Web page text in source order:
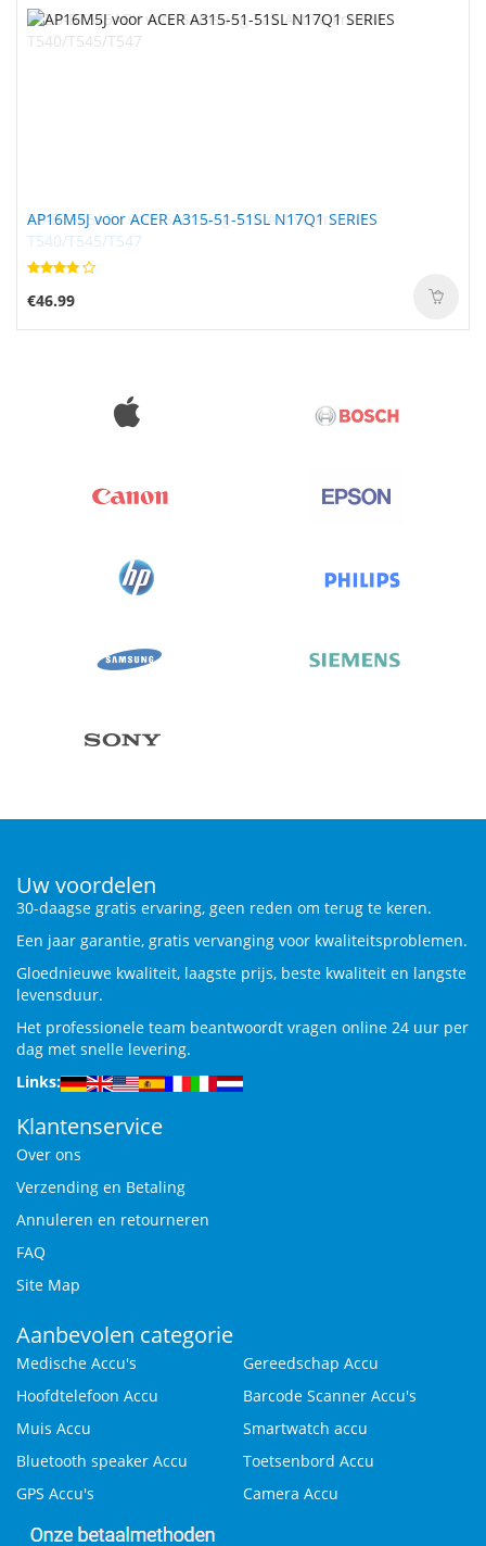
AP16M5J voor ACER A315-51-51SL N17Q1 SERIES
€46.99
Uw voordelen
30-daagse gratis ervaring, geen reden om terug te keren.
Een jaar garantie, gratis vervanging voor kwaliteitsproblemen.
Gloednieuwe kwaliteit, laagste prijs, beste kwaliteit en langste
levensduur.
Het professionele team beantwoordt vragen online 24 uur per
dag met snelle levering.
Links:
Klantenservice
Over ons
Verzending en Betaling
Annuleren en retourneren
FAQ
Site Map
Aanbevolen categorie
Medische Accu's
Gereedschap Accu
Hoofdtelefoon Accu
Barcode Scanner Accu's
Muis Accu
Smartwatch accu
Bluetooth speaker Accu
Toetsenbord Accu
GPS Accu's
Camera Accu